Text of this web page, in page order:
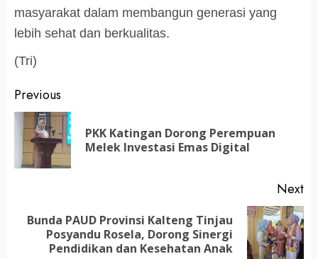
masyarakat dalam membangun generasi yang
lebih sehat dan berkualitas.
(Tri)
Post
navigation
Previous
PKK Katingan Dorong Perempuan
Melek Investasi Emas Digital
Next
Next
Bunda PAUD Provinsi Kalteng Tinjau
Posyandu Rosela, Dorong Sinergi
Pendidikan dan Kesehatan Anak